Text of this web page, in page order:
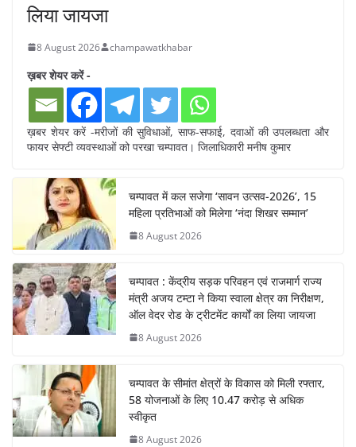
लिया जायजा
8 August 2026 champawatkhabar
ख़बर शेयर करें -
ख़बर शेयर करें -मरीजों की सुविधाओं, साफ-सफाई, दवाओं की उपलब्धता और
फायर सेफ्टी व्यवस्थाओं को परखा चम्पावत। जिलाधिकारी मनीष कुमार
चम्पावत में कल सजेगा ‘सावन उत्सव-2026’, 15
महिला प्रतिभाओं को मिलेगा ‘नंदा शिखर सम्मान’
8 August 2026
चम्पावत : केंद्रीय सड़क परिवहन एवं राजमार्ग राज्य
मंत्री अजय टम्टा ने किया स्वाला क्षेत्र का निरीक्षण,
ऑल वेदर रोड के ट्रीटमेंट कार्यों का लिया जायजा
8 August 2026
चम्पावत के सीमांत क्षेत्रों के विकास को मिली रफ्तार,
58 योजनाओं के लिए 10.47 करोड़ से अधिक
स्वीकृत
8 August 2026